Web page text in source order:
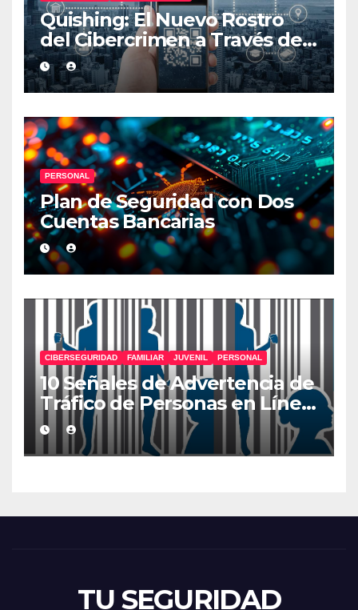
Quishing: El Nuevo Rostro
del Cibercrimen a Través de
Códigos QR
PERSONAL
Plan de Seguridad con Dos
Cuentas Bancarias
CIBERSEGURIDAD FAMILIAR JUVENIL PERSONAL
10 Señales de Advertencia de
Tráfico de Personas en Línea
que Deberías Conocer
TU SEGURIDAD